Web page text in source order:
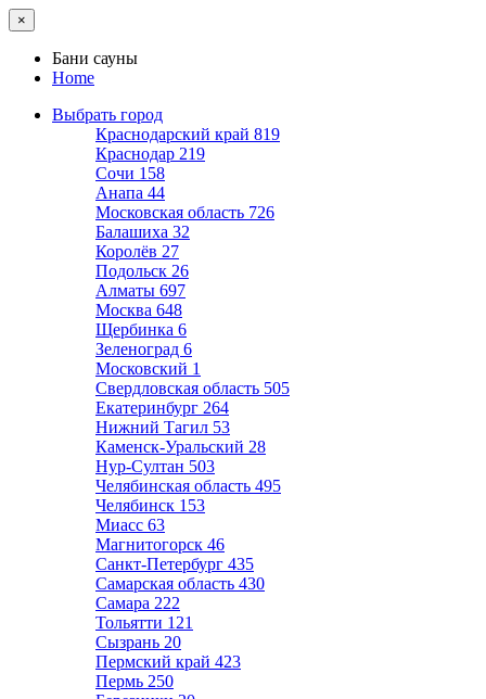
×
Бани сауны
Home
Выбрать город
Краснодарский край 819
Краснодар 219
Сочи 158
Анапа 44
Московская область 726
Балашиха 32
Королёв 27
Подольск 26
Алматы 697
Москва 648
Щербинка 6
Зеленоград 6
Московский 1
Свердловская область 505
Екатеринбург 264
Нижний Тагил 53
Каменск-Уральский 28
Нур-Султан 503
Челябинская область 495
Челябинск 153
Миасс 63
Магнитогорск 46
Санкт-Петербург 435
Самарская область 430
Самара 222
Тольятти 121
Сызрань 20
Пермский край 423
Пермь 250